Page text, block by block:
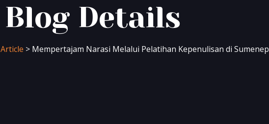
Blog Details
Article > Mempertajam Narasi Melalui Pelatihan Kepenulisan di Sumenep